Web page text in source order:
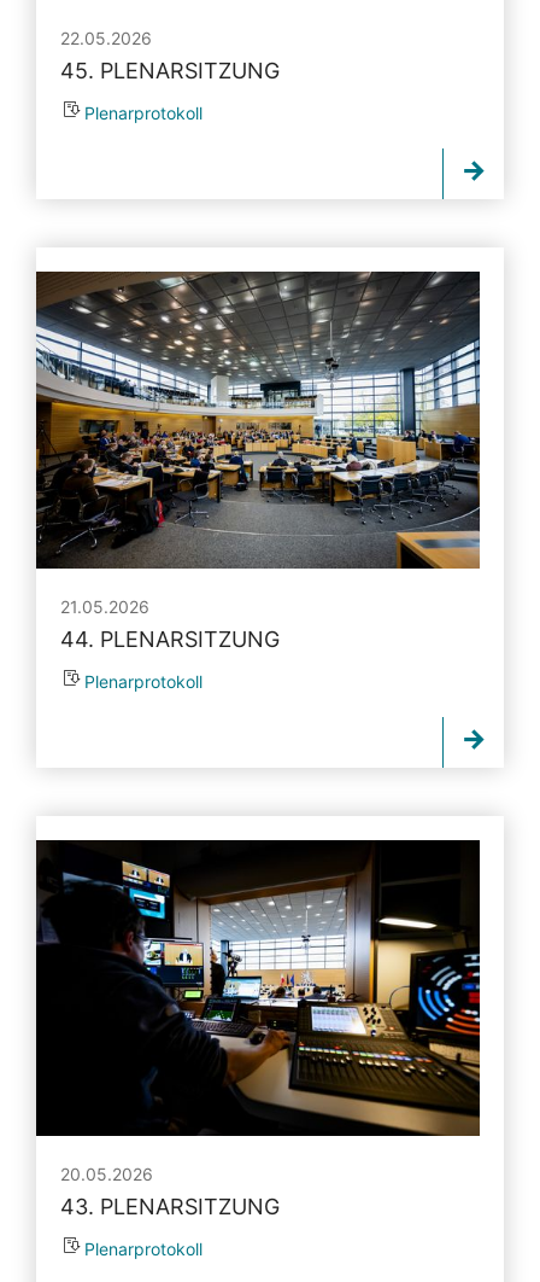
22.05.2026
45. PLENARSITZUNG
Plenarprotokoll
21.05.2026
44. PLENARSITZUNG
Plenarprotokoll
20.05.2026
43. PLENARSITZUNG
Plenarprotokoll